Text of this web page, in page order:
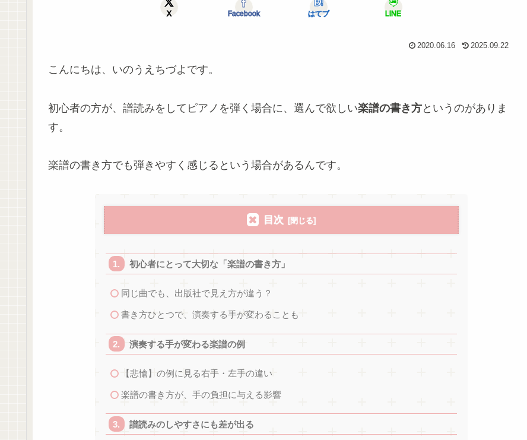
X Facebook はてブ LINE
2020.06.16 2025.09.22
こんにちは、いのうえちづよです。
初心者の方が、譜読みをしてピアノを弾く場合に、選んで欲しい楽譜の書き方というのがありま
す。
楽譜の書き方でも弾きやすく感じるという場合があるんです。
目次
初心者にとって大切な「楽譜の書き方」
同じ曲でも、出版社で見え方が違う？
書き方ひとつで、演奏する手が変わることも
演奏する手が変わる楽譜の例
【悲愴】の例に見る右手・左手の違い
楽譜の書き方が、手の負担に与える影響
譜読みのしやすさにも差が出る